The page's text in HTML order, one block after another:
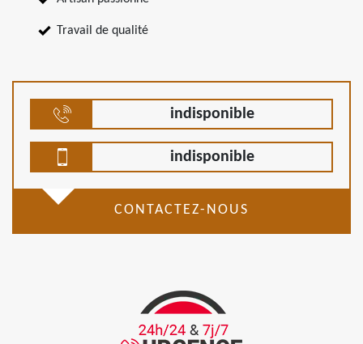
Travail de qualité
indisponible
indisponible
CONTACTEZ-NOUS